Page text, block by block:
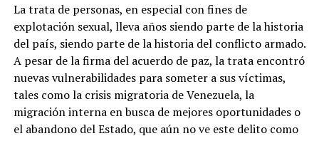
La trata de personas, en especial con fines de
explotación sexual, lleva años siendo parte de la historia
del país, siendo parte de la historia del conflicto armado.
A pesar de la firma del acuerdo de paz, la trata encontró
nuevas vulnerabilidades para someter a sus víctimas,
tales como la crisis migratoria de Venezuela, la
migración interna en busca de mejores oportunidades o
el abandono del Estado, que aún no ve este delito como